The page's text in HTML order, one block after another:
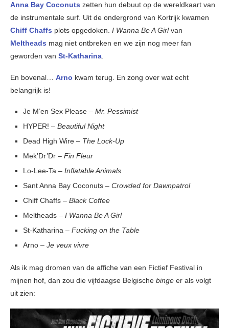
Anna Bay Coconuts zetten hun debuut op de wereldkaart van
de instrumentale surf. Uit de ondergrond van Kortrijk kwamen
Chiff Chaffs plots opgedoken. I Wanna Be A Girlvan
Meltheads mag niet ontbreken en we zijn nog meer fan
geworden van St-Katharina.
En bovenal… Arno kwam terug. En zong over wat echt
belangrijk is!
Je M’en Sex Please – Mr. Pessimist
HYPER! – Beautiful Night
Dead High Wire – The Lock-Up
Mek’Dr’Dr – Fin Fleur
Lo-Lee-Ta – Inflatable Animals
Sant Anna Bay Coconuts – Crowded for Dawnpatrol
Chiff Chaffs – Black Coffee
Meltheads – I Wanna Be A Girl
St-Katharina – Fucking on the Table
Arno – Je veux vivre
Als ik mag dromen van de affiche van een Fictief Festival in
mijnen hof, dan zou die vijfdaagse Belgische binge er als volgt
uit zien: